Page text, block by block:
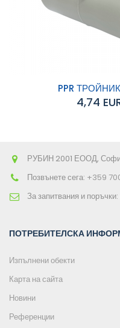
PPR
4,74
РУБИН 2001 ЕООД,
Позвънете сега: +359
За запитвания и поръчки:
ПОТРЕБИТЕЛСКА
Изпълнени обекти
Карта на сайта
Новини
Референции